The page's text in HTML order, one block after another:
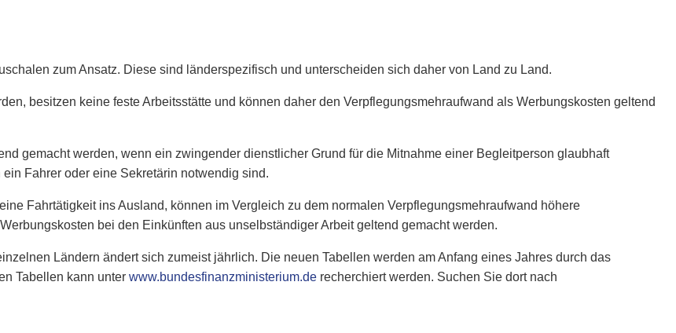
zum Ansatz. Diese sind länderspezifisch und unterscheiden sich daher von Land zu Land.
besitzen keine feste Arbeitsstätte und können daher den Verpflegungsmehraufwand als Werbungskosten geltend
gemacht werden, wenn ein zwingender dienstlicher Grund für die Mitnahme einer Begleitperson glaubhaft
Fahrer oder eine Sekretärin notwendig sind.
Fahrtätigkeit ins Ausland, können im Vergleich zu dem normalen Verpflegungsmehraufwand höhere
bei den Einkünften aus unselbständiger Arbeit geltend gemacht werden.
Ländern ändert sich zumeist jährlich. Die neuen Tabellen werden am Anfang eines Jahres durch das
Tabellen kann unter www.bundesfinanzministerium.de recherchiert werden. Suchen Sie dort nach